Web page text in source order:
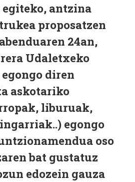
antzina
proposatzen
24an,
Udaletxeko
diren
askotariko
liburuak,
egongo
oso
bat gustatuz
edozein gauza